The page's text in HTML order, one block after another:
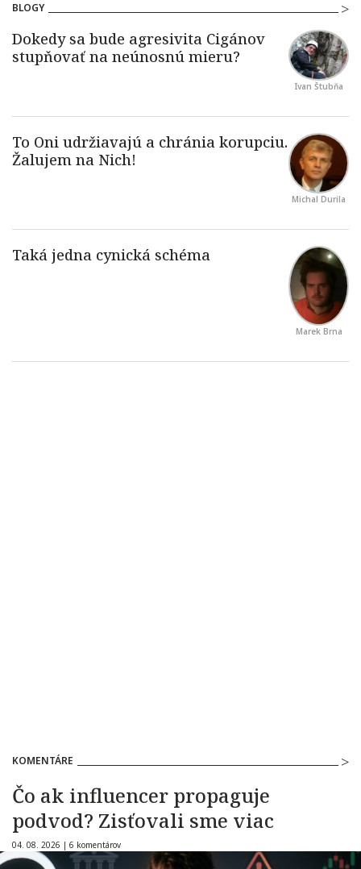
BLOGY
Ivan Štubňa
Michal Durila
Marek Brna
KOMENTÁRE
Čo ak influencer propaguje
podvod? Zisťovali sme viac
04. 08. 2026 | 6 komentárov